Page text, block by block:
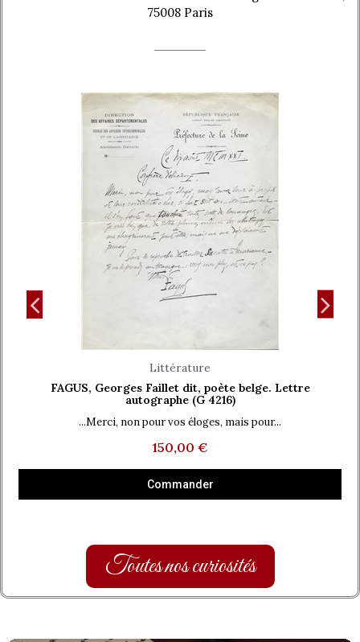
75008 Paris
Aperçu rapide
Littérature
FAGUS, Georges Faillet dit, poète belge. Lettre
autographe (G 4216)
...Merci, non pour vos éloges, mais pour...
150,00 €
Commander
Toutes nos curiosités